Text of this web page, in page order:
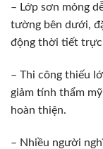
– Lớp sơn mỏng
tường bên dưới,
động thời tiết trực
– Thi công thiếu
giảm tính thẩm
hoàn thiện.
– Nhiều người